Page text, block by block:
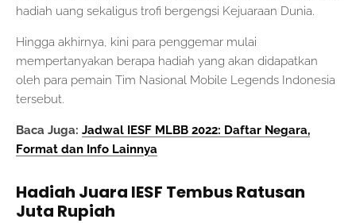
hadiah uang sekaligus trofi bergengsi Kejuaraan Dunia.
Hingga akhirnya, kini para penggemar mulai
mempertanyakan berapa hadiah yang akan didapatkan
oleh para pemain Tim Nasional Mobile Legends Indonesia
tersebut.
Baca Juga: Jadwal IESF MLBB 2022: Daftar Negara,
Format dan Info Lainnya
Hadiah Juara IESF Tembus Ratusan
Juta Rupiah